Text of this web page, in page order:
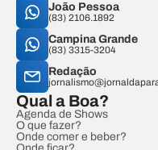
João Pessoa
(83) 2106.1892
Campina Grande
(83) 3315-3204
Redação
Qual a Boa?
Agenda de Shows
O que fazer?
Onde comer e beber?